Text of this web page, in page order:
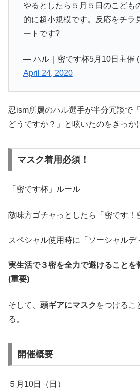
やるとしたら５月５日のこども
的に超小規模です。反応をチラ
ートです?
— ハル｜密です杯5月10日主催
April 24, 2020
忍ism所属のハル選手が半分冗談で
どうですか？」と呟いたのをきっか
マスク着用必須！
「密です杯」ルール
敵味方ゴチャっとしたら「密です！
スペシャル使用時に「ソーシャルデ
実生活で３密を全力で避けることを
(重要)
そして、 頭ギアにマスク をつけるこ
る。
開催概要
５月10日（日）